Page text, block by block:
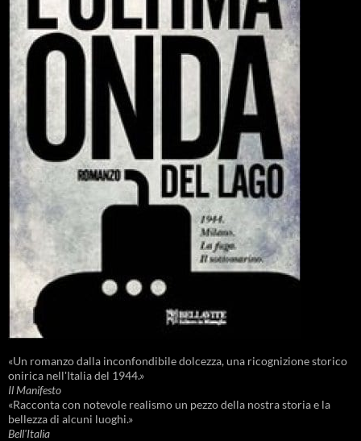
«Un romanzo dalla inconfondibile dolcezza, una ricognizione storico
onirica nell'Italia del 1944.»
Il Manifesto
«Racconta con notevole realismo un pezzo della nostra storia e la
bellezza di alcuni luoghi.»
Bell'Italia